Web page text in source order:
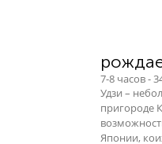
7-8 часов -
Удзи –
пригороде
Японии,